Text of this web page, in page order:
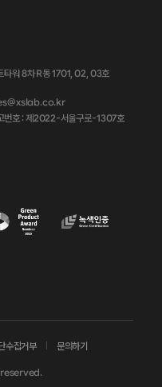
타워 8차 R동 1701, 02, 03호
번호 : 제2022-서울구로-1307호
수집거부 문의하기
reserved.